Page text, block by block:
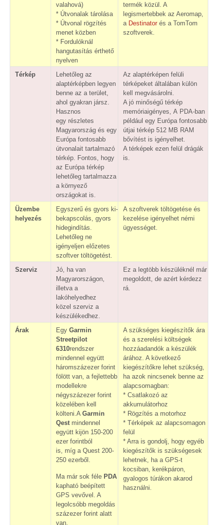
valahová)
* Útvonalak tárolása
* Útvonal rögzítés
menet közben
* Fordulóknál
hangutasítás érthető
nyelven
termék közül. A
legismertebbek az Aeromap,
a Destinator és a TomTom
szoftverek.
Térkép
Lehetőleg az
alaptérképben legyen
benne az a terület,
ahol gyakran jársz.
Hasznos
egy részletes
Magyarország és egy
Európa fontosabb
útvonalait tartalmazó
térkép. Fontos, hogy
az Európa térkép
lehetőleg tartalmazza
a környező
országokat is.
Az alaptérképen felüli
térképeket általában külön
kell megvásárolni.
A jó minőségű térkép
memóriaigényes, A PDA-ban
például egy Európa fontosabb
útjai térkép 512 MB RAM
bővítést is igényelhet.
A térképek ezen felül drágák
is.
Üzembe
helyezés
Egyszerű és gyors ki-
bekapscolás, gyors
hidegindítás.
Lehetőleg ne
igényeljen előzetes
szoftver töltögetést.
A szoftverek töltögetése és
kezelése igényelhet némi
ügyességet.
Szerviz
Jó, ha van
Magyarországon,
illetva a
lakóhelyedhez
közel szerviz a
készülékedhez.
Ez a legtöbb készüléknél már
megoldott, de azért kérdezz
rá.
Árak Egy Garmin
Streetpilot
6310rendszer
mindennel együtt
háromszázezer forint
fölött van, a fejlettebb
modellekre
négyszázezer forint
közelében kell
költeni.A Garmin
Qest mindennel
együtt kijön 150-200
ezer forintból
is, míg a Quest 200-
250 ezerből.
Ma már sok féle PDA
kapható beépített
GPS vevővel. A
legolcsóbb megoldás
százezer forint alatt
van.
A szükséges kiegészítők ára
és a szerelési költségek
hozzáadandók a készülék
árához. A következő
kiegészítőkre lehet szükség,
ha azok nincsenek benne az
alapcsomagban:
* Csatlakozó az
akkumulátorhoz
* Rögzítés a motorhoz
* Térképek az alapcsomagon
felül
* Arra is gondolj, hogy egyéb
kiegészítők is szükségesek
lehetnek, ha a GPS-t
kocsiban, kerékpáron,
gyalogos túrákon akarod
használni.